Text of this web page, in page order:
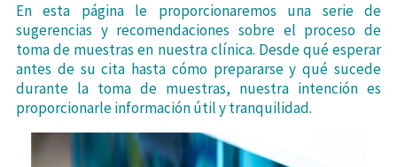
En esta página le proporcionaremos una serie de
sugerencias y recomendaciones sobre el proceso de
toma de muestras en nuestra clínica. Desde qué esperar
antes de su cita hasta cómo prepararse y qué sucede
durante la toma de muestras, nuestra intención es
proporcionarle información útil y tranquilidad.